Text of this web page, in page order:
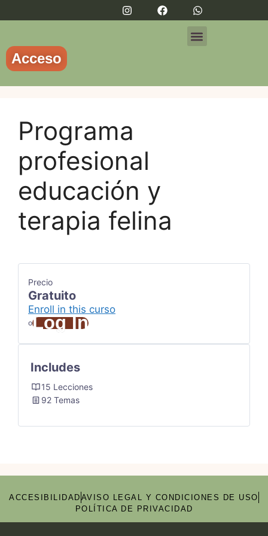
Acceso
Programa
profesional
educación y
terapia felina
Precio
Gratuito
Enroll in this curso
oLog In
Includes
15 Lecciones
92 Temas
ACCESIBILIDAD AVISO LEGAL Y CONDICIONES DE USO
POLÍTICA DE PRIVACIDAD